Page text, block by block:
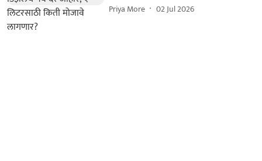
Priya More 02 Jul 2026